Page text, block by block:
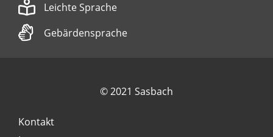
Leichte Sprache
Gebärdensprache
© 2021 Sasbach
Kontakt